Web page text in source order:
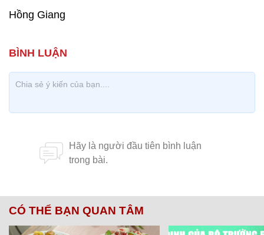
Hồng Giang
CÓ THỂ BẠN QUAN TÂM